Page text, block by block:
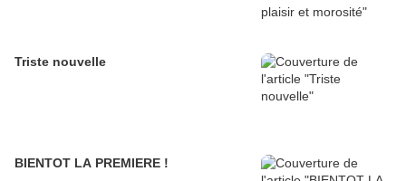
Triste nouvelle
BIENTOT LA PREMIERE !